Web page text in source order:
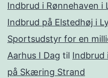
Indbrud i Rønnehaven i
Indbrud på Elstedhøj i
Sportsudstyr for en
Aarhus I Dag til Indbrud
på Skæring Strand